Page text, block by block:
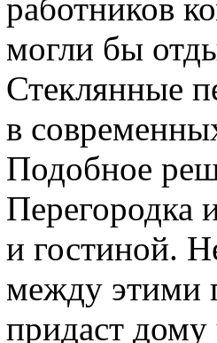
работников
могли бы
Стеклянные
в
Подобное
Перегородка
и гостиной.
между этими
придаст дому